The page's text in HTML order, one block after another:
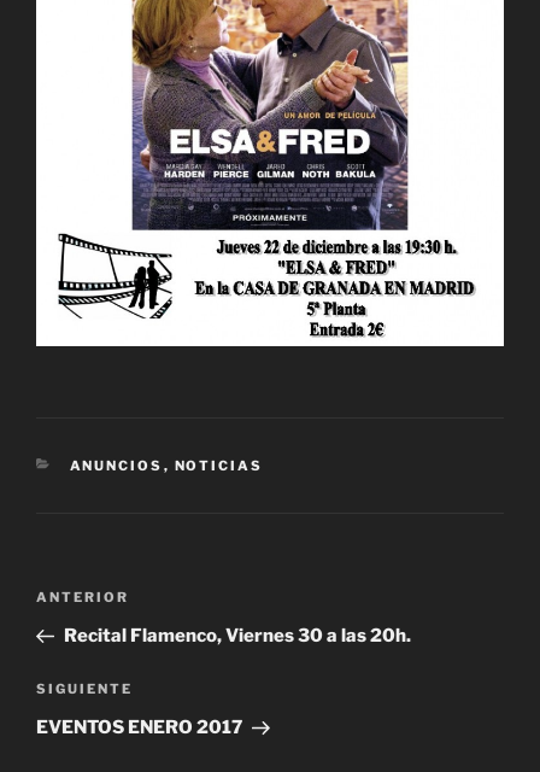
CATEGORÍAS
ANUNCIOS , NOTICIAS
Navegación
entradas
Entrada
anterior:
ANTERIOR
Recital Flamenco, Viernes 30 a las 20h.
Siguiente
entrada
SIGUIENTE
EVENTOS ENERO 2017